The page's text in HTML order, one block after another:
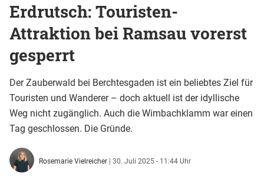
Erdrutsch: Touristen-
Attraktion bei Ramsau vorerst
gesperrt
Der Zauberwald bei Berchtesgaden ist ein beliebtes Ziel für
Touristen und Wanderer – doch aktuell ist der idyllische
Weg nicht zugänglich. Auch die Wimbachklamm war einen
Tag geschlossen. Die Gründe.
Rosemarie Vielreicher | 30. Juli 2025 - 11:44 Uhr